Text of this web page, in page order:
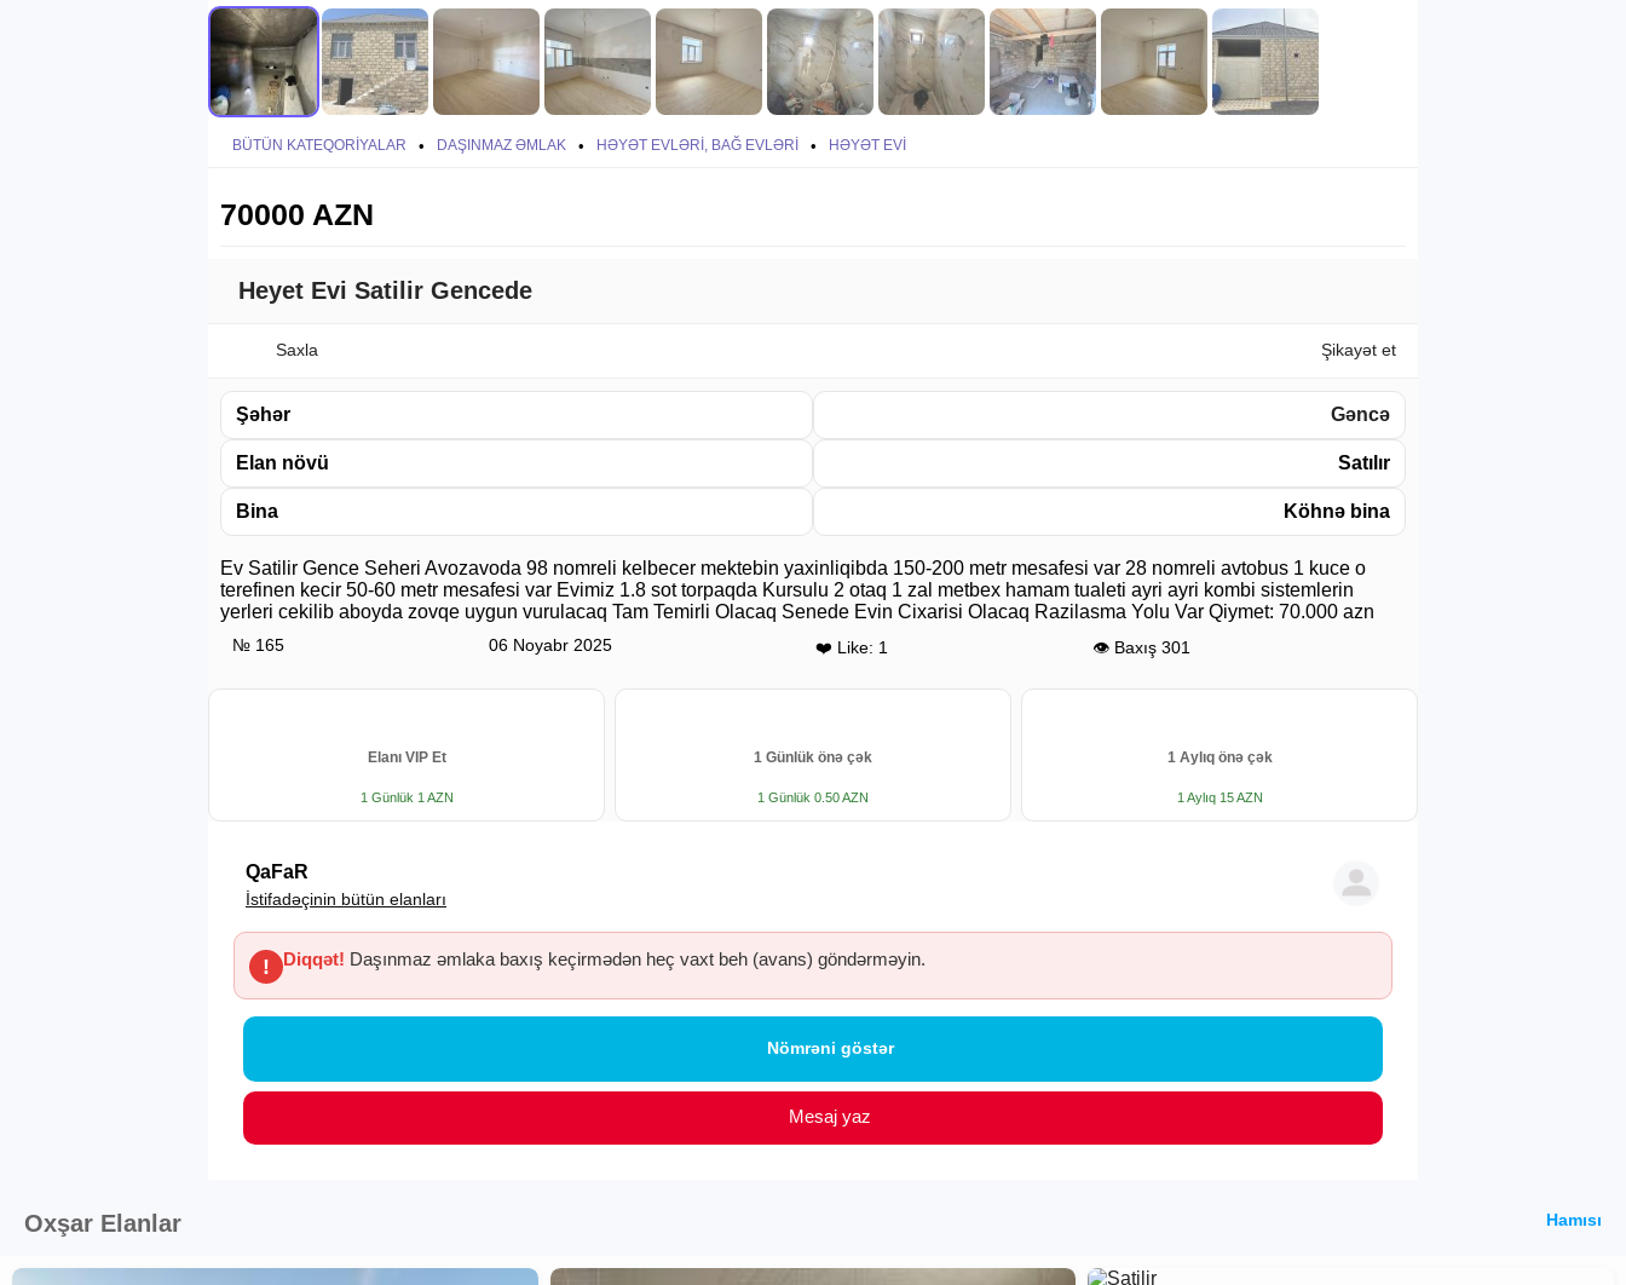
BÜTÜN KATEQORIYALAR • DAŞINMAZ ƏMLAK • HƏYƏT EVLƏRI, BAĞ EVLƏRI • HƏYƏT EVI
70000 AZN
Heyet Evi Satilir Gencede
Saxla Şikayət et
Şəhər Gəncə
Elan növü Satılır
Bina Köhnə bina
Ev Satilir Gence Seheri Avozavoda 98 nomreli kelbecer mektebin yaxinliqibda 150-200 metr mesafesi var 28 nomreli avtobus 1 kuce o
terefinen kecir 50-60 metr mesafesi var Evimiz 1.8 sot torpaqda Kursulu 2 otaq 1 zal metbex hamam tualeti ayri ayri kombi sistemlerin
yerleri cekilib aboyda zovqe uygun vurulacaq Tam Temirli Olacaq Senede Evin Cixarisi Olacaq Razilasma Yolu Var Qiymet: 70.000 azn
№ 165 06 Noyabr 2025 ❤️ Like: 1 👁 Baxış 301
Elanı VIP Et
1 Günlük 1 AZN
1 Günlük önə çək
1 Günlük 0.50 AZN
1 Aylıq önə çək
1 Aylıq 15 AZN
QaFaR
İstifadəçinin bütün elanları
! Diqqət! Daşınmaz əmlaka baxış keçirmədən heç vaxt beh (avans) göndərməyin.
Nömrəni göstər
Mesaj yaz
Hamısı
Oxşar Elanlar